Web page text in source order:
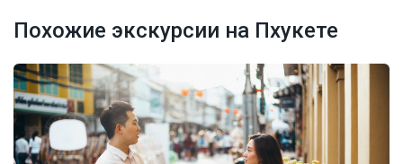
Похожие экскурсии на Пхукете